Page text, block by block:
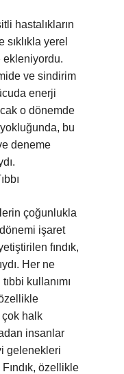
hastalıkların
yerel
ekleniyordu.
ve sindirim
enerji
o dönemde
yokluğunda, bu
deneme
çoğunlukla
işaret
fındık,
Her ne
kullanımı
çok halk
insanlar
gelenekleri
özellikle